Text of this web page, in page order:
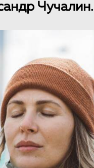
Чучалин.